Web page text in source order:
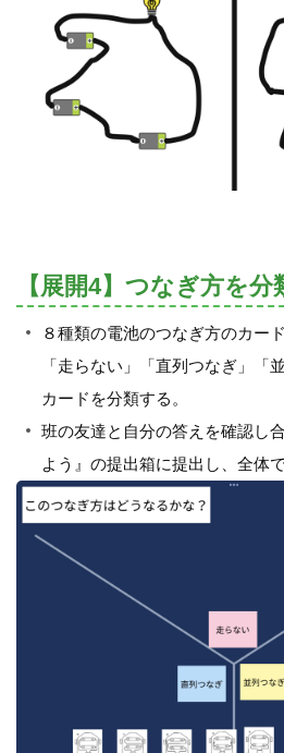
【展開4】つなぎ方を分
８種類の電池のつなぎ方のカー
「走らない」「直列つなぎ」「
カードを分類する。
班の友達と自分の答えを確認し
よう』の提出箱に提出し、全体